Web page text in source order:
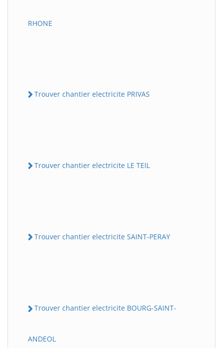
RHONE
Trouver chantier electricite PRIVAS
Trouver chantier electricite LE TEIL
Trouver chantier electricite SAINT-PERAY
Trouver chantier electricite BOURG-SAINT-
ANDEOL